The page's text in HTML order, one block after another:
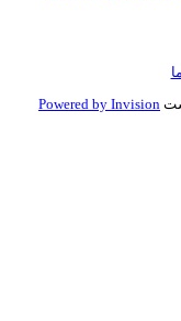
Powered by Invision